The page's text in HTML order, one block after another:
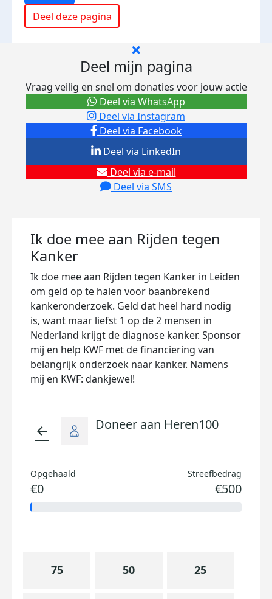
Deel deze pagina
Deel mijn pagina
Vraag veilig en snel om donaties voor jouw actie
Deel via Facebook
Deel via Instagram
Deel via e-mail
Deel via SMS
Deel via LinkedIn
Deel via WhatsApp
Ik doe mee aan Rijden tegen
Kanker
Ik doe mee aan Rijden tegen Kanker in Leiden
om geld op te halen voor baanbrekend
kankeronderzoek. Geld dat heel hard nodig
is, want maar liefst 1 op de 2 mensen in
Nederland krijgt de diagnose kanker. Sponsor
mij en help KWF met de financiering van
belangrijk onderzoek naar kanker. Namens
mij en KWF: dankjewel!
arrow_back Doneer aan Heren100
Opgehaald
€0
Streefbedrag
€500
75 50 25